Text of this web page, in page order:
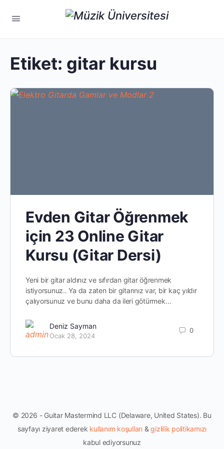
Etiket: gitar kursu
Evden Gitar Öğrenmek
için 23 Online Gitar
Kursu (Gitar Dersi)
Yeni bir gitar aldınız ve sıfırdan gitar öğrenmek
istiyorsunuz.. Ya da zaten bir gitarınız var, bir kaç yıldır
çalıyorsunuz ve bunu daha da ileri götürmek…
Deniz Sayman
Ocak 28, 2024
0
© 2026 - Guitar Mastermind LLC (Delaware, United States). Bu
sayfayı ziyaret ederek kullanım koşulları&gizlilik politikamızı
kabul ediyorsunuz